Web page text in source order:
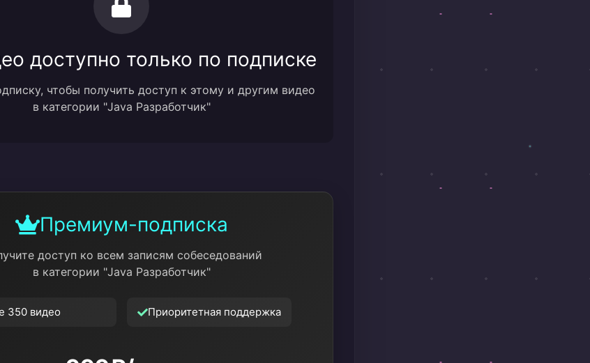
доступно только по подписке
чтобы получить доступ к этому и другим видео
в категории "Java Разработчик"
Премиум-подписка
доступ ко всем записям собеседований
в категории "Java Разработчик"
350 видео Приоритетная поддержка